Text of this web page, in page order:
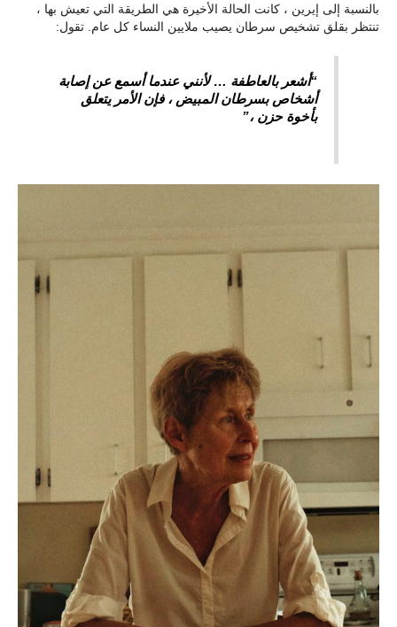
بالنسبة إلى إيرين ، كانت الحالة الأخيرة هي الطريقة التي تعيش بها ،
تنتظر بقلق تشخيص سرطان يصيب ملايين النساء كل عام. تقول:
“أشعر بالعاطفة … لأنني عندما أسمع عن إصابة
أشخاص بسرطان المبيض ، فإن الأمر يتعلق
بأخوة حزن ،”